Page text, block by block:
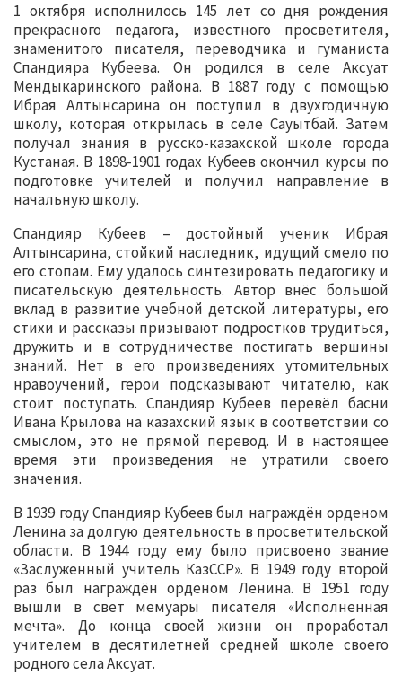
1 октября исполнилось 145 лет со дня рождения
прекрасного педагога, известного просветителя,
знаменитого писателя, переводчика и гуманиста
Спандияра Кубеева. Он родился в селе Аксуат
Мендыкаринского района. В 1887 году с помощью
Ибрая Алтынсарина он поступил в двухгодичную
школу, которая открылась в селе Сауытбай. Затем
получал знания в русско-казахской школе города
Кустаная. В 1898-1901 годах Кубеев окончил курсы по
подготовке учителей и получил направление в
начальную школу.
Спандияр Кубеев – достойный ученик Ибрая
Алтынсарина, стойкий наследник, идущий смело по
его стопам. Ему удалось синтезировать педагогику и
писательскую деятельность. Автор внёс большой
вклад в развитие учебной детской литературы, его
стихи и рассказы призывают подростков трудиться,
дружить и в сотрудничестве постигать вершины
знаний. Нет в его произведениях утомительных
нравоучений, герои подсказывают читателю, как
стоит поступать. Спандияр Кубеев перевёл басни
Ивана Крылова на казахский язык в соответствии со
смыслом, это не прямой перевод. И в настоящее
время эти произведения не утратили своего
значения.
В 1939 году Спандияр Кубеев был награждён орденом
Ленина за долгую деятельность в просветительской
области. В 1944 году ему было присвоено звание
«Заслуженный учитель КазССР». В 1949 году второй
раз был награждён орденом Ленина. В 1951 году
вышли в свет мемуары писателя «Исполненная
мечта». До конца своей жизни он проработал
учителем в десятилетней средней школе своего
родного села Аксуат.